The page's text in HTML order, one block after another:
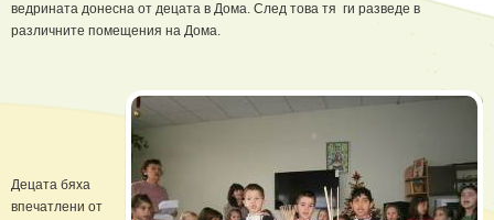
ведрината донесна от децата в Дома. След това тя ги разведе в
различните помещения на Дома.
Децата бяха
впечатлени от